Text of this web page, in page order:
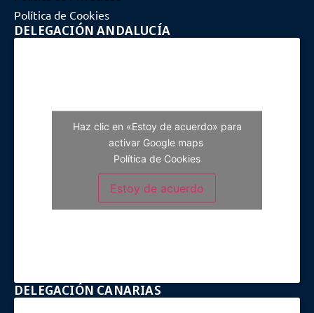
Política de Cookies
DELEGACIÓN ANDALUCÍA
Haz clic en «Estoy de acuerdo» para
activar Google maps
Política de Cookies
Estoy de acuerdo
DELEGACIÓN CANARIAS